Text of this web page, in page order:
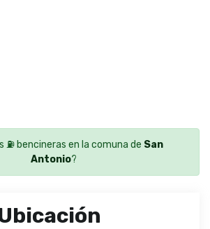
⛽ bencineras en la comuna de San
Antonio?